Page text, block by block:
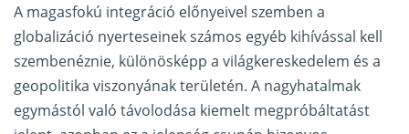
A magasfokú integráció előnyeivel szemben a
globalizáció nyerteseinek számos egyéb kihívással kell
szembenéznie, különösképp a világkereskedelem és a
geopolitika viszonyának területén. A nagyhatalmak
egymástól való távolodása kiemelt megpróbáltatást